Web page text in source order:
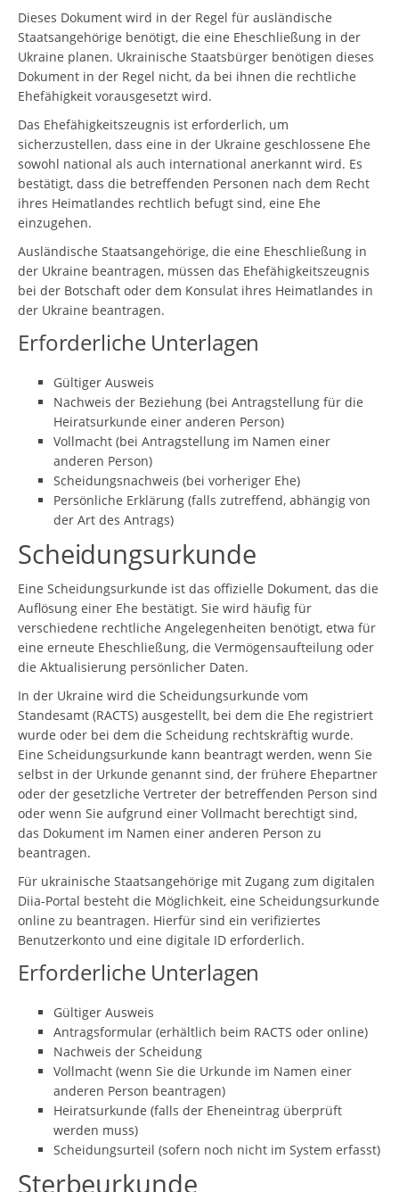
Dieses Dokument wird in der Regel für ausländische
Staatsangehörige benötigt, die eine Eheschließung in der
Ukraine planen. Ukrainische Staatsbürger benötigen dieses
Dokument in der Regel nicht, da bei ihnen die rechtliche
Ehefähigkeit vorausgesetzt wird.
Das Ehefähigkeitszeugnis ist erforderlich, um
sicherzustellen, dass eine in der Ukraine geschlossene Ehe
sowohl national als auch international anerkannt wird. Es
bestätigt, dass die betreffenden Personen nach dem Recht
ihres Heimatlandes rechtlich befugt sind, eine Ehe
einzugehen.
Ausländische Staatsangehörige, die eine Eheschließung in
der Ukraine beantragen, müssen das Ehefähigkeitszeugnis
bei der Botschaft oder dem Konsulat ihres Heimatlandes in
der Ukraine beantragen.
Erforderliche Unterlagen
Gültiger Ausweis
Nachweis der Beziehung (bei Antragstellung für die
Heiratsurkunde einer anderen Person)
Vollmacht (bei Antragstellung im Namen einer
anderen Person)
Scheidungsnachweis (bei vorheriger Ehe)
Persönliche Erklärung (falls zutreffend, abhängig von
der Art des Antrags)
Scheidungsurkunde
Eine Scheidungsurkunde ist das offizielle Dokument, das die
Auflösung einer Ehe bestätigt. Sie wird häufig für
verschiedene rechtliche Angelegenheiten benötigt, etwa für
eine erneute Eheschließung, die Vermögensaufteilung oder
die Aktualisierung persönlicher Daten.
In der Ukraine wird die Scheidungsurkunde vom
Standesamt (RACTS) ausgestellt, bei dem die Ehe registriert
wurde oder bei dem die Scheidung rechtskräftig wurde.
Eine Scheidungsurkunde kann beantragt werden, wenn Sie
selbst in der Urkunde genannt sind, der frühere Ehepartner
oder der gesetzliche Vertreter der betreffenden Person sind
oder wenn Sie aufgrund einer Vollmacht berechtigt sind,
das Dokument im Namen einer anderen Person zu
beantragen.
Für ukrainische Staatsangehörige mit Zugang zum digitalen
Diia-Portal besteht die Möglichkeit, eine Scheidungsurkunde
online zu beantragen. Hierfür sind ein verifiziertes
Benutzerkonto und eine digitale ID erforderlich.
Erforderliche Unterlagen
Gültiger Ausweis
Antragsformular (erhältlich beim RACTS oder online)
Nachweis der Scheidung
Vollmacht (wenn Sie die Urkunde im Namen einer
anderen Person beantragen)
Heiratsurkunde (falls der Eheneintrag überprüft
werden muss)
Scheidungsurteil (sofern noch nicht im System erfasst)
Sterbeurkunde